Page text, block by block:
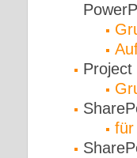
für